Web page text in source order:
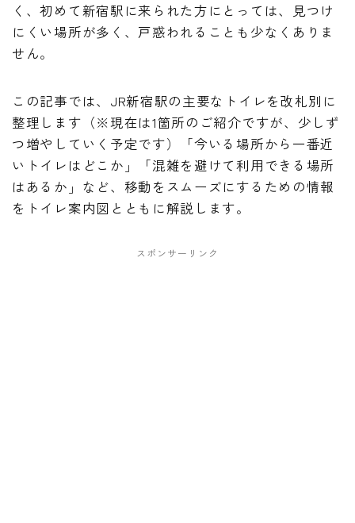
く、初めて新宿駅に来られた方にとっては、見つけ
にくい場所が多く、戸惑われることも少なくありま
せん。
この記事では、JR新宿駅の主要なトイレを改札別に
整理します（※現在は1箇所のご紹介ですが、少しず
つ増やしていく予定です）「今いる場所から一番近
いトイレはどこか」「混雑を避けて利用できる場所
はあるか」など、移動をスムーズにするための情報
をトイレ案内図とともに解説します。
スポンサーリンク